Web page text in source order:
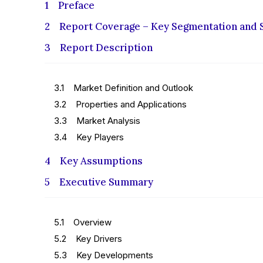
1 Preface
2 Report Coverage – Key Segmentation and
3 Report Description
3.1 Market Definition and Outlook
3.2 Properties and Applications
3.3 Market Analysis
3.4 Key Players
4 Key Assumptions
5 Executive Summary
5.1 Overview
5.2 Key Drivers
5.3 Key Developments